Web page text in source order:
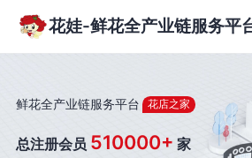
花娃-鲜花全产业链服务平
鲜花全产业链服务平台 花店之家
总注册会员 510000+ 家